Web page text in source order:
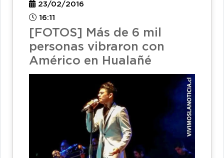
23/02/2016
16:11
[FOTOS] Más de 6 mil
personas vibraron con
Américo en Hualañé